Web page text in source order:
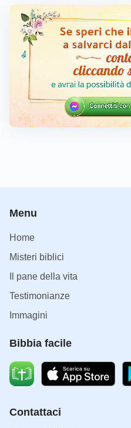
Menu
Home
Misteri biblici
Il pane della vita
Testimonianze
Immagini
Bibbia facile
Contattaci